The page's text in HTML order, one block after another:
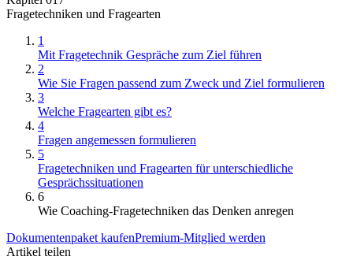
Fragetechniken und Fragearten
1
Mit Fragetechnik Gespräche zum Ziel führen
2
Wie Sie Fragen passend zum Zweck und Ziel formulieren
3
Welche Fragearten gibt es?
4
Fragen angemessen formulieren
5
Fragetechniken und Fragearten für unterschiedliche
Gesprächssituationen
6
Wie Coaching-Fragetechniken das Denken anregen
Dokumentenpaket kaufenPremium-Mitglied werden
Artikel teilen